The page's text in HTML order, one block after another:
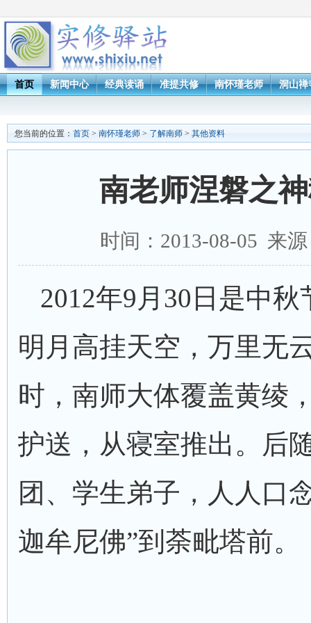
首页 新闻中心 经典读诵 准提共修 南怀瑾老师 洞山禅
您当前的位置： 首页 > 南怀瑾老师 > 了解南师 > 其他资料
南老师涅磐之
时间：2013-08-05 来
2012年9月30日是中
明月高挂天空，万里无
时，南师大体覆盖黄绫
护送，从寝室推出。后
团、学生弟子，人人口
迦牟尼佛”到荼毗塔前。